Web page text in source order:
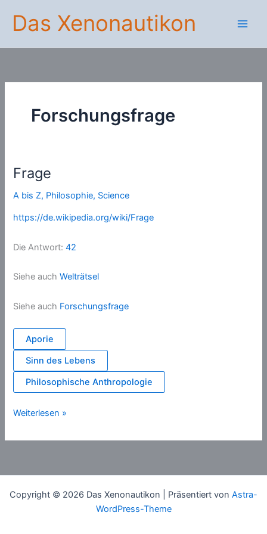
Inhalt
springen
Das Xenonautikon
Forschungsfrage
Frage
A bis Z, Philosophie, Science
https://de.wikipedia.org/wiki/Frage
Die Antwort:42
Siehe auchWelträtsel
Siehe auch Forschungsfrage
Aporie
Sinn des Lebens
Philosophische Anthropologie
Frage
Weiterlesen »
Copyright © 2026 Das Xenonautikon | Präsentiert von Astra-
WordPress-Theme